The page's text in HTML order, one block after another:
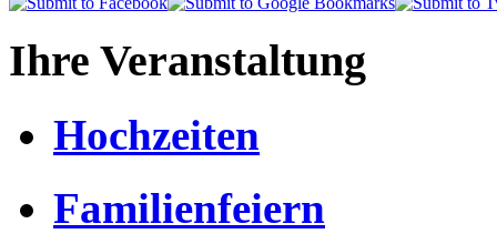
Ihre Veranstaltung
Hochzeiten
Familienfeiern